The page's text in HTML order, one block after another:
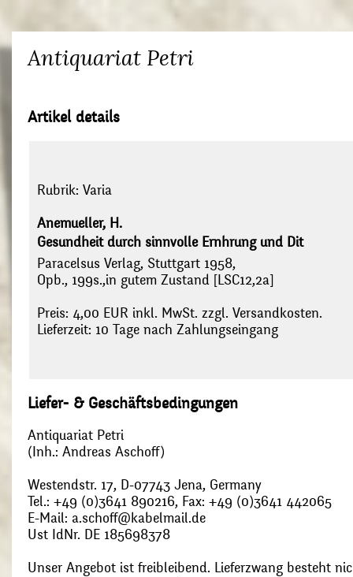
Antiquariat Petri
Artikel details
Rubrik: Varia
Anemueller, H.
Gesundheit durch sinnvolle Ernhrung und Dit
Paracelsus Verlag, Stuttgart 1958,
Opb., 199s.,in gutem Zustand [LSC12,2a]
Preis: 4,00 EUR inkl. MwSt. zzgl. Versandkosten.
Lieferzeit: 10 Tage nach Zahlungseingang
Liefer- & Geschäftsbedingungen
Antiquariat Petri
(Inh.: Andreas Aschoff)
Westendstr. 17, D-07743 Jena, Germany
Tel.: +49 (0)3641 890216, Fax: +49 (0)3641 442065
E-Mail: a.schoff@kabelmail.de
Ust IdNr. DE 185698378
Unser Angebot ist freibleibend. Lieferzwang besteht